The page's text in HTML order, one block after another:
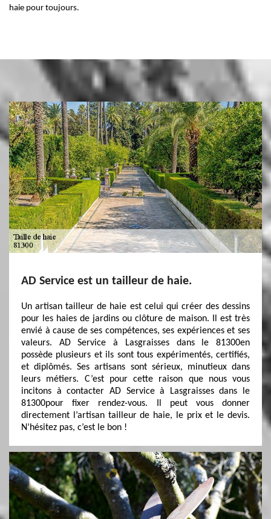
haie pour toujours.
AD Service est un tailleur de haie.
Un artisan tailleur de haie est celui qui créer des dessins
pour les haies de jardins ou clôture de maison. Il est très
envié à cause de ses compétences, ses expériences et ses
valeurs. AD Service à Lasgraisses dans le 81300en
possède plusieurs et ils sont tous expérimentés, certifiés,
et diplômés. Ses artisans sont sérieux, minutieux dans
leurs métiers. C’est pour cette raison que nous vous
incitons à contacter AD Service à Lasgraisses dans le
81300pour fixer rendez-vous. Il peut vous donner
directement l’artisan tailleur de haie, le prix et le devis.
N’hésitez pas, c’est le bon !